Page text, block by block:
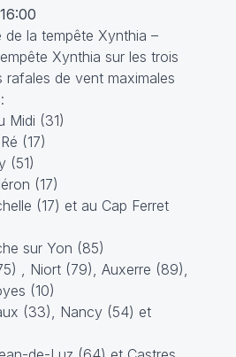
de la tempête Xynthia –
Xynthia sur les trois
rafales de vent maximales
Midi (31)
(17)
(51)
(17)
(17) et au Cap Ferret
sur Yon (85)
, Niort (79), Auxerre (89),
(10)
(33), Nancy (54) et